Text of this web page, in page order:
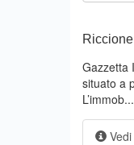
Riccione
Gazzetta
situato a
L’immob...